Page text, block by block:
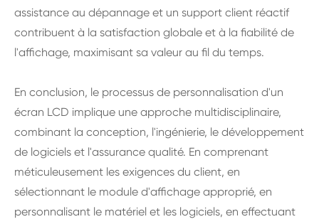
assistance au dépannage et un support client réactif
contribuent à la satisfaction globale et à la fiabilité de
l'affichage, maximisant sa valeur au fil du temps.
En conclusion, le processus de personnalisation d'un
écran LCD implique une approche multidisciplinaire,
combinant la conception, l'ingénierie, le développement
de logiciels et l'assurance qualité. En comprenant
méticuleusement les exigences du client, en
sélectionnant le module d'affichage approprié, en
personnalisant le matériel et les logiciels, en effectuant